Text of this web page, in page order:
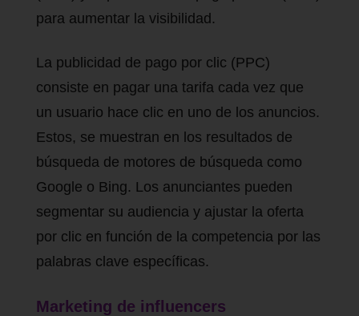
para aumentar la visibilidad.
La publicidad de pago por clic (PPC)
consiste en pagar una tarifa cada vez que
un usuario hace clic en uno de los anuncios.
Estos, se muestran en los resultados de
búsqueda de motores de búsqueda como
Google o Bing. Los anunciantes pueden
segmentar su audiencia y ajustar la oferta
por clic en función de la competencia por las
palabras clave específicas.
Marketing de influencers